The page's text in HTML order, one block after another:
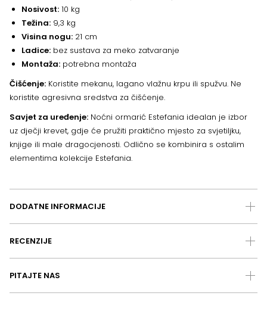
Nosivost: 10 kg
Težina: 9,3 kg
Visina nogu: 21 cm
Ladice: bez sustava za meko zatvaranje
Montaža: potrebna montaža
Čišćenje: Koristite mekanu, lagano vlažnu krpu ili spužvu. Ne
koristite agresivna sredstva za čišćenje.
Savjet za uređenje: Noćni ormarić Estefania idealan je izbor
uz dječji krevet, gdje će pružiti praktično mjesto za svjetiljku,
knjige ili male dragocjenosti. Odlično se kombinira s ostalim
elementima kolekcije Estefania.
DODATNE INFORMACIJE
RECENZIJE
PITAJTE NAS